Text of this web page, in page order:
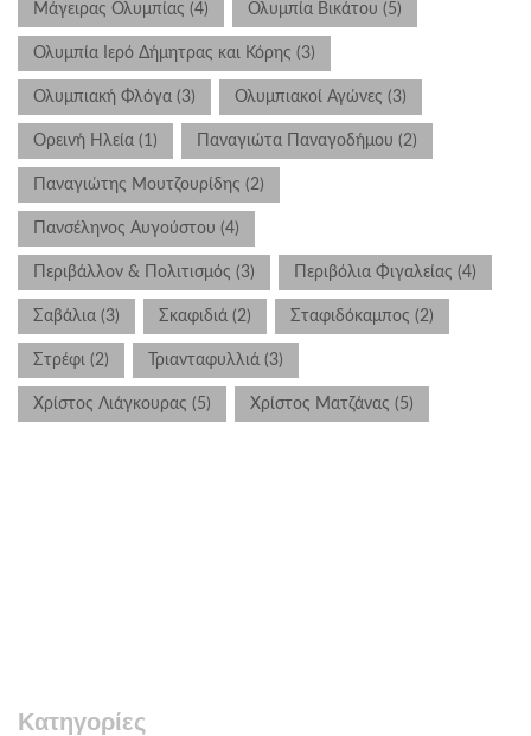
Μάγειρας Ολυμπίας (4) Ολυμπία Βικάτου (5)
Ολυμπία Ιερό Δήμητρας και Κόρης (3)
Ολυμπιακή Φλόγα (3) Ολυμπιακοί Αγώνες (3)
Ορεινή Ηλεία (1) Παναγιώτα Παναγοδήμου (2)
Παναγιώτης Μουτζουρίδης (2)
Πανσέληνος Αυγούστου (4)
Περιβάλλον & Πολιτισμός (3) Περιβόλια Φιγαλείας (4)
Σαβάλια (3) Σκαφιδιά (2) Σταφιδόκαμπος (2)
Στρέφι (2) Τριανταφυλλιά (3)
Χρίστος Λιάγκουρας (5) Χρίστος Ματζάνας (5)
Κατηγορίες